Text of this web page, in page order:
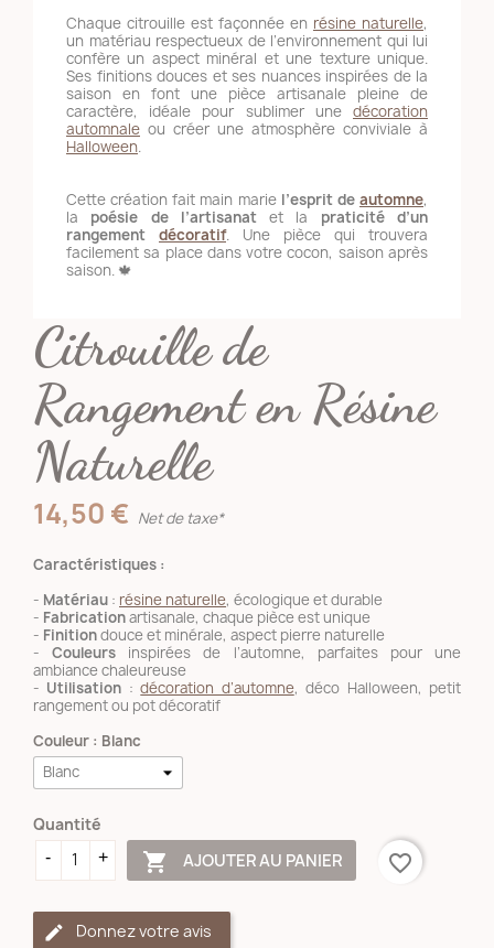
Chaque citrouille est façonnée en résine naturelle,
un matériau respectueux de l’environnement qui lui
confère un aspect minéral et une texture unique.
Ses finitions douces et ses nuances inspirées de la
saison en font une pièce artisanale pleine de
caractère, idéale pour sublimer une décoration
automnale ou créer une atmosphère conviviale à
Halloween.
Cette création fait main marie l’esprit deautomne,
la poésie de l’artisanatet la praticité d’un
rangement décoratif. Une pièce qui trouvera
facilement sa place dans votre cocon, saison après
saison. 🍁
Citrouille de
Rangement en Résine
Naturelle
14,50 € Net de taxe*
Caractéristiques :
- Matériau : résine naturelle, écologique et durable
- Fabricationartisanale, chaque pièce est unique
- Finitiondouce et minérale, aspect pierre naturelle
-Couleurs inspirées de l’automne, parfaites pour une
ambiance chaleureuse
- Utilisation :décoration d’automne, déco Halloween, petit
rangement ou pot décoratif
Couleur : Blanc
Quantité
 AJOUTER AU PANIER favorite_border
Donnez votre avis